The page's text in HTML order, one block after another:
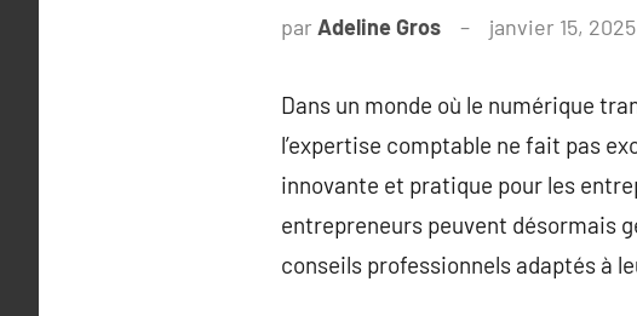
par Adeline Gros janvier 15, 2025
Dans un monde où le numérique
l’expertise comptable ne fait pas
innovante et pratique pour les
entrepreneurs peuvent désormais
conseils professionnels adaptés à